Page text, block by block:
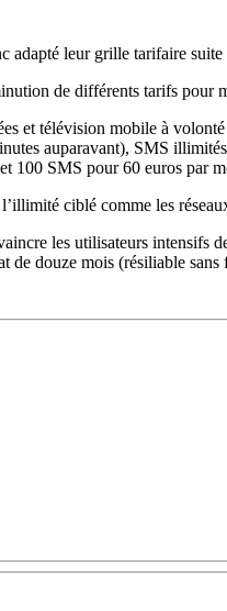
adapté leur grille tarifaire
de différents tarifs pour
et télévision mobile à
auparavant), SMS
100 SMS pour 60 euros par
ciblé comme les
les utilisateurs intensifs
de douze mois (résiliable